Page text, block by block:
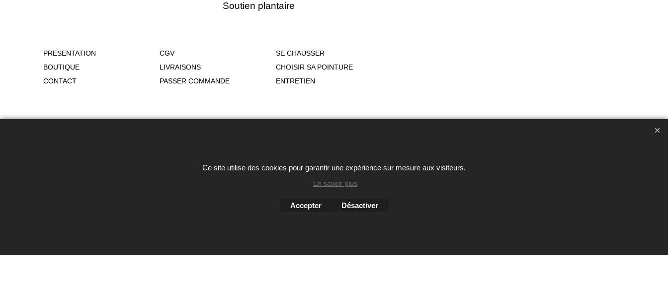
Soutien plantaire
PRESENTATION
BOUTIQUE
CONTACT
CGV
LIVRAISONS
PASSER COMMANDE
SE CHAUSSER
CHOISIR SA POINTURE
ENTRETIEN
avec le logiciel
eCommerce ShopFactory
Ce site utilise des cookies pour garantir une expérience sur mesure aux visiteurs.
En savoir plus
Accepter Désactiver